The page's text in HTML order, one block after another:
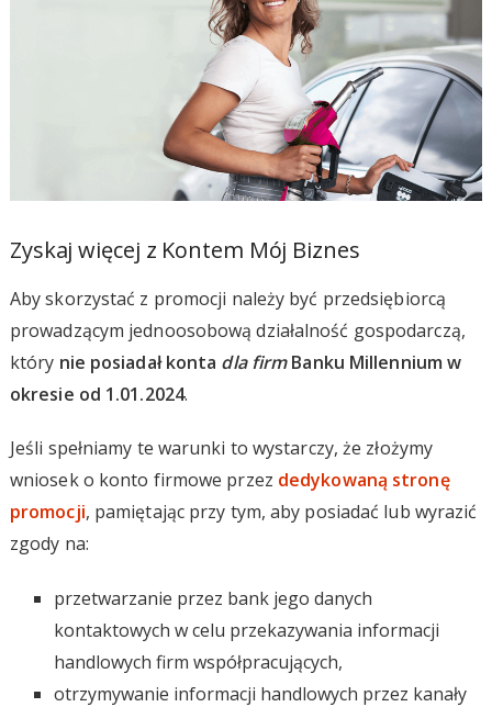
Zyskaj więcej z Kontem Mój Biznes
Aby skorzystać z promocji należy być przedsiębiorcą
prowadzącym jednoosobową działalność gospodarczą,
który nie posiadał konta dla firmBanku Millennium w
okresie od 1.01.2024.
Jeśli spełniamy te warunki to wystarczy, że złożymy
wniosek o konto firmowe przez dedykowaną stronę
promocji, pamiętając przy tym, aby posiadać lub wyrazić
zgody na:
przetwarzanie przez bank jego danych
kontaktowych w celu przekazywania informacji
handlowych firm współpracujących,
otrzymywanie informacji handlowych przez kanały